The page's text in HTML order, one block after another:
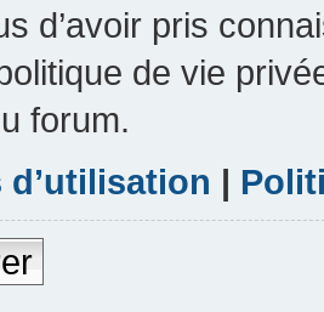
d’avoir pris
de vie
forum.
|